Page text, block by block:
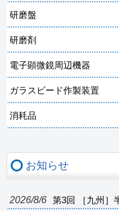
研磨盤
研磨剤
電子顕微鏡周辺機器
ガラスビード作製装置
消耗品
お知らせ
2026/8/6 第3回 ［九州］